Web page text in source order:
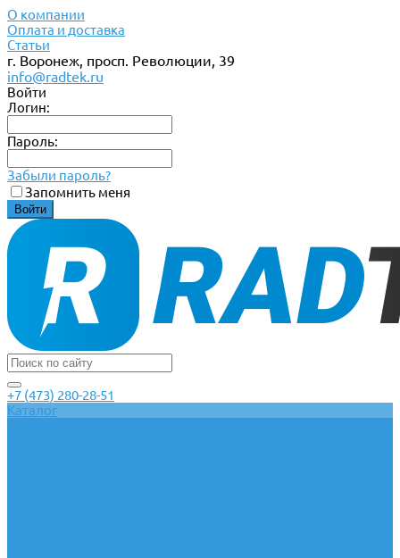
О компании
Оплата и доставка
Статьи
г. Воронеж, просп. Революции, 39
info@radtek.ru
Войти
Логин:
Пароль:
Забыли пароль?
Запомнить меня
+7 (473) 280-28-51
Каталог